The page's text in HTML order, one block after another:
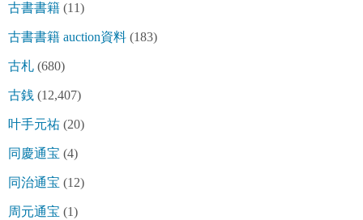
古書書籍 (11)
古書書籍 auction資料 (183)
古札 (680)
古銭 (12,407)
叶手元祐 (20)
同慶通宝 (4)
同治通宝 (12)
周元通宝 (1)